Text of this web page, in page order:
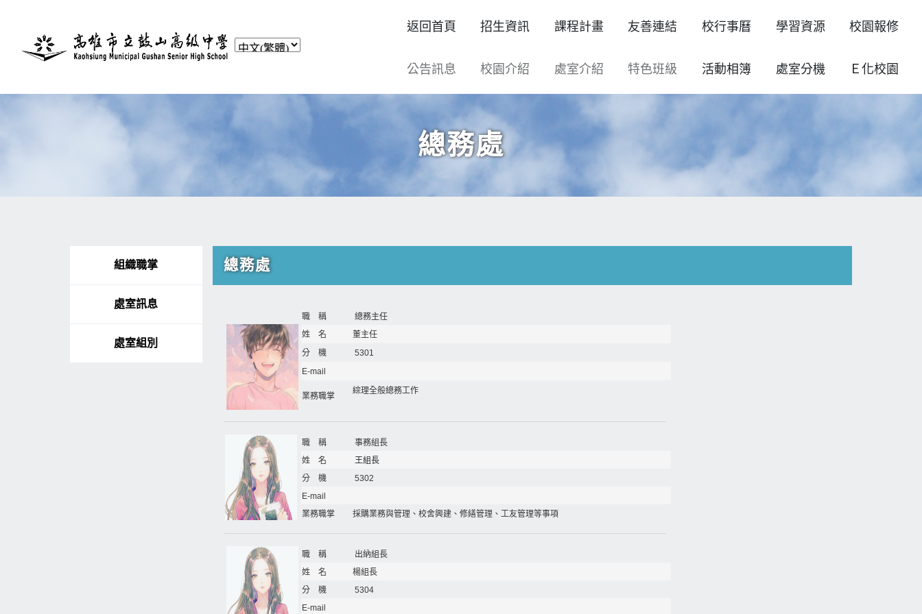
返回首頁 招生資訊 課程計畫 友善連結 校行事曆 學習資源 校園報修
公告訊息 校園介紹 處室介紹 特色班級 活動相簿 處室分機 Ｅ化校園
總務處
組織職掌
處室訊息
處室組別
總務處
職 稱
總務主任
姓 名
董主任
分 機
5301
E-mail
業務職掌
綜理全般總務工作
職 稱
事務組長
姓 名
王組長
分 機
5302
E-mail
業務職掌
採購業務與管理、校舍興建、修繕管理、工友管理等事項
職 稱
出納組長
姓 名
楊組長
分 機
5304
E-mail